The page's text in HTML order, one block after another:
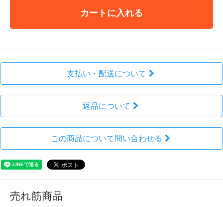
カートに入れる
支払い・配送について
返品について
この商品について問い合わせる
売れ筋商品